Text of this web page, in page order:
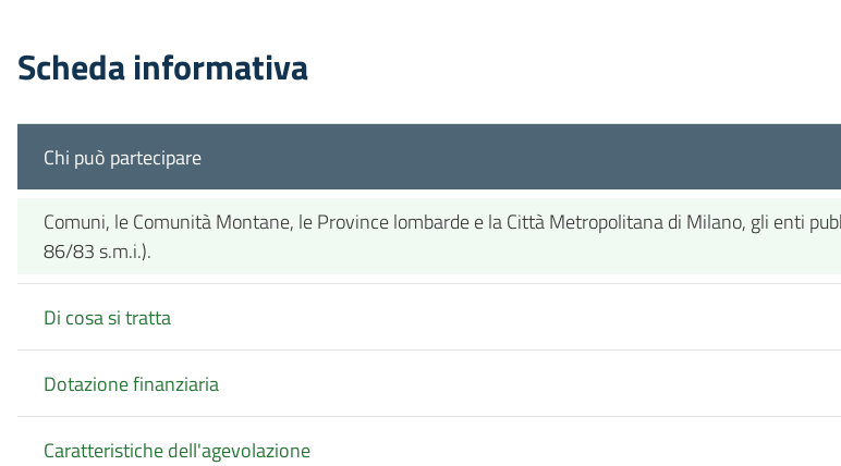
Scheda informativa
Chi può partecipare
Comuni, le Comunità Montane, le Province lombarde e la Città Metropolitana di Milano, gli enti
86/83 s.m.i.).
Di cosa si tratta
Dotazione finanziaria
Caratteristiche dell'agevolazione